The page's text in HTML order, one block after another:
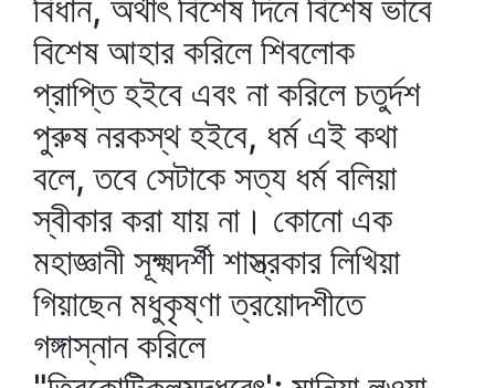
বিধান, অর্থাৎ বিশেষ দিনে বিশেষ ভাবে
বিশেষ আহার করিলে শিবলোক
প্রাপ্তি হইবে এবং না করিলে চতুর্দশ
পুরুষ নরকস্থ হইবে, ধর্ম এই কথা
বলে, তবে সেটাকে সত্য ধর্ম বলিয়া
স্বীকার করা যায় না। কোনো এক
মহাজ্ঞানী সূক্ষ্মদর্শী শাস্ত্রকার লিখিয়া
গিয়াছেন মধুকৃষ্ণা ত্রয়োদশীতে
গঙ্গাস্নান করিলে